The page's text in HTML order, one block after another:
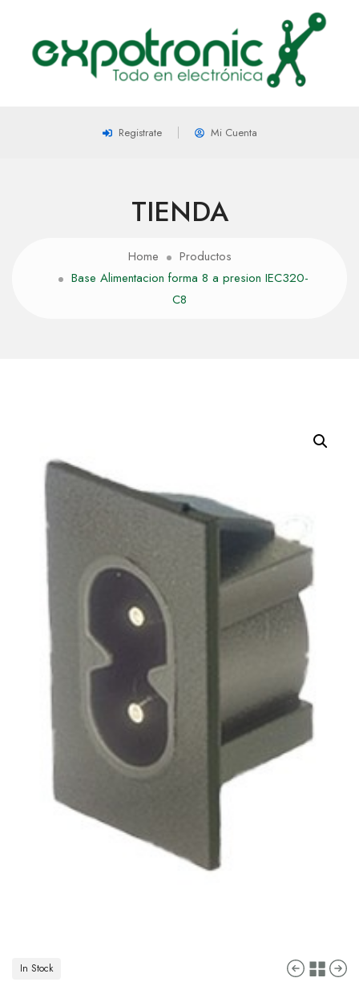
Registrate Mi Cuenta
TIENDA
Home
Productos
Base Alimentacion forma 8 a presion IEC320-
C8
In Stock